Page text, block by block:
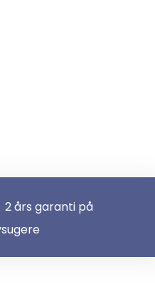
2 års garanti på